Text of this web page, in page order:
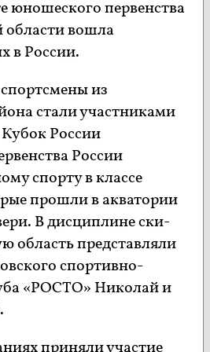
юношеского первенства
области вошла
в России.
из
стали участниками
России
России
спорту в классе
прошли в акватории
В дисциплине ски-
область представляли
спортивно-
«РОСТО» Николай и